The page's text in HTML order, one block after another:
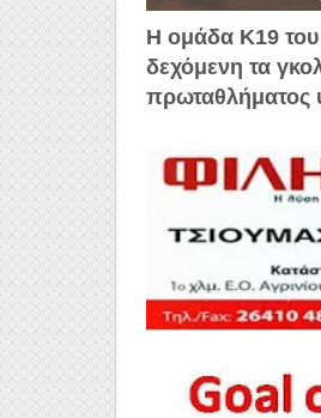
Η ομάδα Κ19 του
δεχόμενη τα
πρωταθλήματος